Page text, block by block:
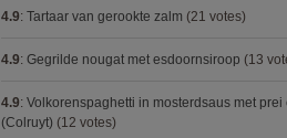
4.9: Tartaar van gerookte zalm (21 votes)
4.9: Gegrilde nougat met esdoornsiroop (13
4.9: Volkorenspaghetti in mosterdsaus met prei
(Colruyt) (12 votes)